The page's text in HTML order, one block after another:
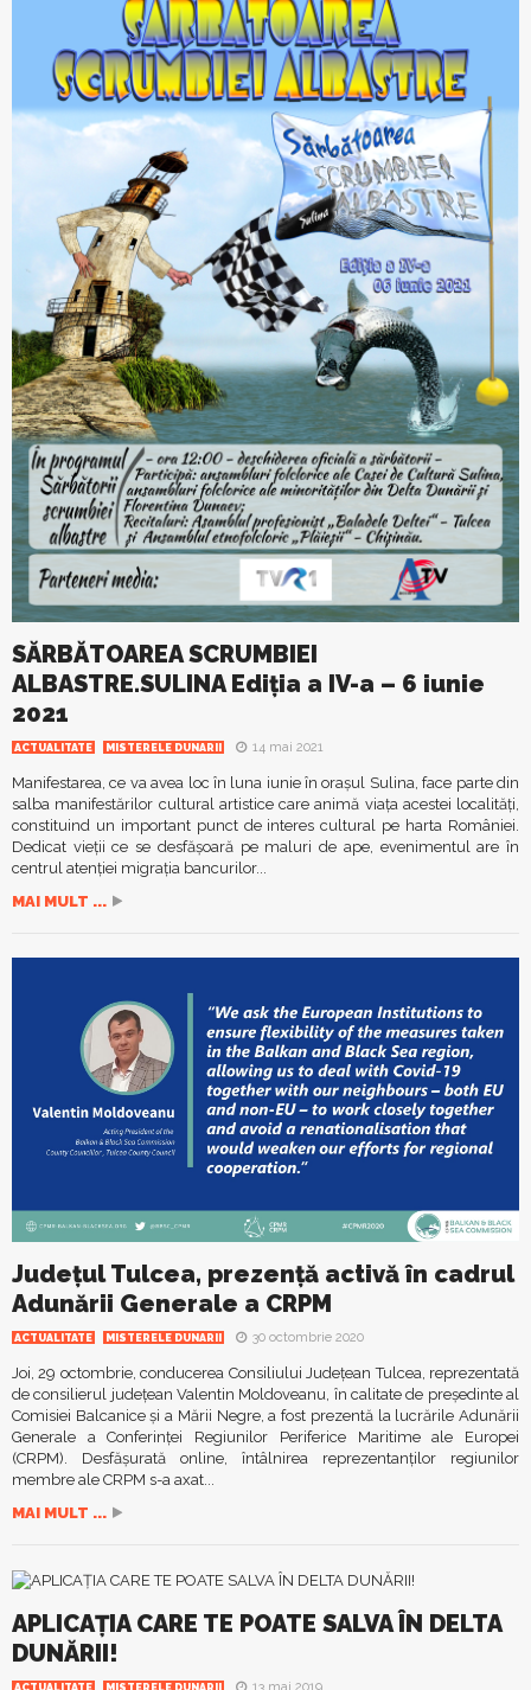
SĂRBĂTOAREA SCRUMBIEI
ALBASTRE.SULINA Ediția a IV-a – 6 iunie
2021
ACTUALITATE MISTERELE DUNARII 14 mai 2021
Manifestarea, ce va avea loc în luna iunie în orașul Sulina, face parte din
salba manifestărilor cultural artistice care animă viața acestei localități,
constituind un important punct de interes cultural pe harta României.
Dedicat vieții ce se desfășoară pe maluri de ape, evenimentul are în
centrul atenției migrația bancurilor...
MAI MULT ...
Județul Tulcea, prezență activă în cadrul
Adunării Generale a CRPM
ACTUALITATE MISTERELE DUNARII 30 octombrie 2020
Joi, 29 octombrie, conducerea Consiliului Județean Tulcea, reprezentată
de consilierul județean Valentin Moldoveanu, în calitate de președinte al
Comisiei Balcanice și a Mării Negre, a fost prezentă la lucrările Adunării
Generale a Conferinței Regiunilor Periferice Maritime ale Europei
(CRPM). Desfășurată online, întâlnirea reprezentanților regiunilor
membre ale CRPM s-a axat...
MAI MULT ...
APLICAȚIA CARE TE POATE SALVA ÎN DELTA
DUNĂRII!
ACTUALITATE MISTERELE DUNARII 13 mai 2019